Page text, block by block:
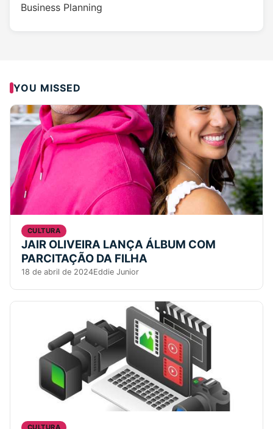
Business Planning
YOU MISSED
CULTURA
JAIR OLIVEIRA LANÇA ÁLBUM COM
PARCITAÇÃO DA FILHA
18 de abril de 2024Eddie Junior